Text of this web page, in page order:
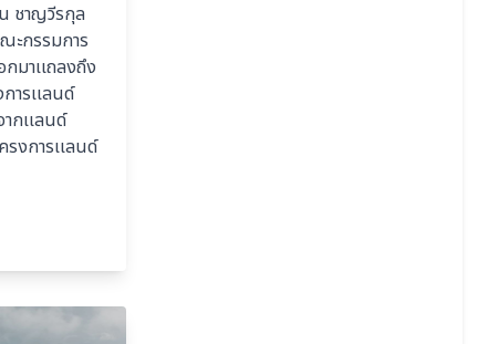
ชาญวีรกุล
ะกรรมการ
มาเเถลงถึง
ารเเลนด์
กเเลนด์
งการเเลนด์